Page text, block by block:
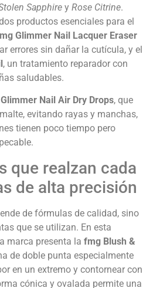
Sapphire y Rose Citrine.
productos esenciales para el
Glimmer Nail Lacquer Eraser
errores sin dañar la cutícula, y el
, un tratamiento reparador con
saludables.
Glimmer Nail Air Dry Drops, que
evitando rayas y manchas,
tienen poco tiempo pero
que realzan cada
de alta precisión
de fórmulas de calidad, sino
que se utilizan. En esta
marca presenta la fmg Blush &
de doble punta especialmente
en un extremo y contornear con
cónica y ovalada permite una